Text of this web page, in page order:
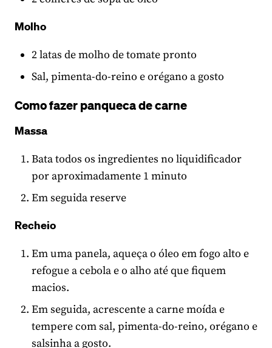
Molho
2 latas de molho de tomate pronto
Sal, pimenta-do-reino e orégano a gosto
Como fazer panqueca de carne
Massa
Bata todos os ingredientes no liquidificador
por aproximadamente 1 minuto
Em seguida reserve
Recheio
Em uma panela, aqueça o óleo em fogo alto e
refogue a cebola e o alho até que fiquem
macios.
Em seguida, acrescente a carne moída e
tempere com sal, pimenta-do-reino, orégano e
salsinha a gosto.